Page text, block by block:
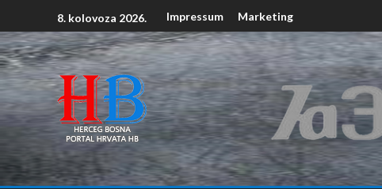
8. kolovoza 2026. Impressum Marketing